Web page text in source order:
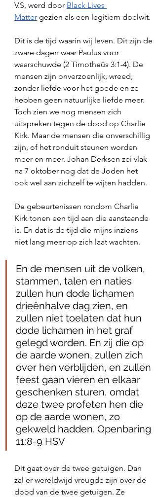
V.S, werd door Black Lives
Matter gezien als een legitiem doelwit.
Dit is de tijd waarin wij leven. Dit zijn de
zware dagen waar Paulus voor
waarschuwde (2 Timotheüs 3:1-4). De
mensen zijn onverzoenlijk, wreed,
zonder liefde voor het goede en ze
hebben geen natuurlijke liefde meer.
Toch zien we nog mensen zich
uitspreken tegen de dood op Charlie
Kirk. Maar de mensen die onverschillig
zijn, of het ronduit steunen worden
meer en meer. Johan Derksen zei vlak
na 7 oktober nog dat de Joden het
ook wel aan zichzelf te wijten hadden.
De gebeurtenissen rondom Charlie
Kirk tonen een tijd aan die aanstaande
is. En dat is de tijd die mijns inziens
niet lang meer op zich laat wachten.
En de mensen uit de volken,
stammen, talen en naties
zullen hun dode lichamen
drieënhalve dag zien, en
zullen niet toelaten dat hun
dode lichamen in het graf
gelegd worden. En zij die op
de aarde wonen, zullen zich
over hen verblijden, en zullen
feest gaan vieren en elkaar
geschenken sturen, omdat
deze twee profeten hen die
op de aarde wonen, zo
gekweld hadden. Openbaring
11:8-9 HSV
Dit gaat over de twee getuigen. Dan
zal er wereldwijd vreugde zijn over de
dood van de twee getuigen. Ze